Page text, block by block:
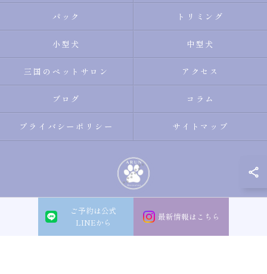
ご予約は公式
LINEから
最新情報はこちら
パック トリミング
小型犬 中型犬
三国のペットサロン アクセス
ブログ コラム
プライバシーポリシー サイトマップ
© 2026 大阪市淀川区のトリミングサロン・ペットサロンならDogsalon ARUN
ALL RIGHTS RESERVED.